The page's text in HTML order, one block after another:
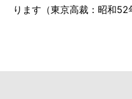
ります（東京高裁：昭和52